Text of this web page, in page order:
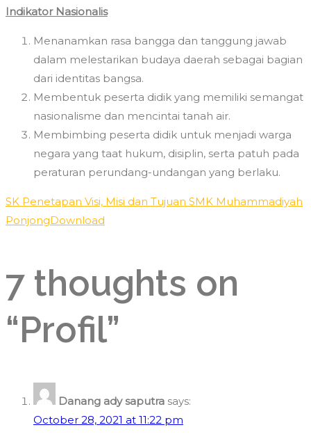
Indikator Nasionalis
Menanamkan rasa bangga dan tanggung jawab
dalam melestarikan budaya daerah sebagai bagian
dari identitas bangsa.
Membentuk peserta didik yang memiliki semangat
nasionalisme dan mencintai tanah air.
Membimbing peserta didik untuk menjadi warga
negara yang taat hukum, disiplin, serta patuh pada
peraturan perundang-undangan yang berlaku.
SK Penetapan Visi, Misi dan Tujuan SMK Muhammadiyah
PonjongDownload
7 thoughts on
“Profil”
Danang ady saputra says:
October 28, 2021 at 11:22 pm